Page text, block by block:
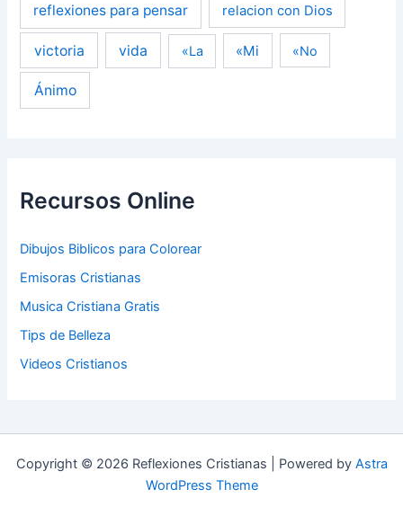
reflexiones para pensar relacion con Dios
victoria vida «La «Mi «No
Ánimo
Recursos Online
Dibujos Biblicos para Colorear
Emisoras Cristianas
Musica Cristiana Gratis
Tips de Belleza
Videos Cristianos
Copyright © 2026 Reflexiones Cristianas | Powered by Astra
WordPress Theme